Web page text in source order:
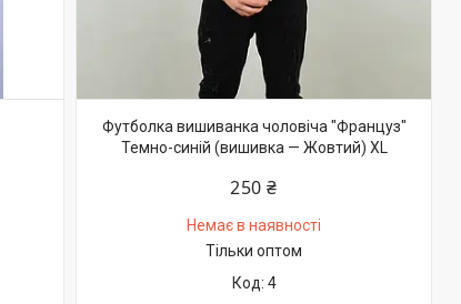
Футболка вишиванка чоловіча "Француз"
Темно-синій (вишивка — Жовтий) XL
250 ₴
Немає в наявності
Тільки оптом
4